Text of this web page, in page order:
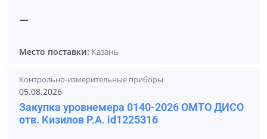
—
Место поставки: Казань
Контрольно-измерительные приборы
05.08.2026
Закупка уровнемера 0140-2026 ОМТО ДИСО
отв. Кизилов Р.А. id1225316